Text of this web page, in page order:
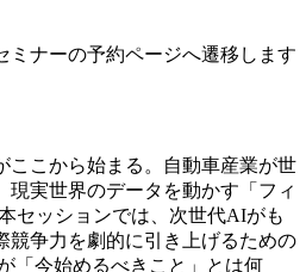
ナーの予約ページへ遷移します
ここから始まる。自動車産業が世
現実世界のデータを動かす「フィ
セッションでは、次世代AIがも
競争力を劇的に引き上げるための
「今始めるべきこと」とは何